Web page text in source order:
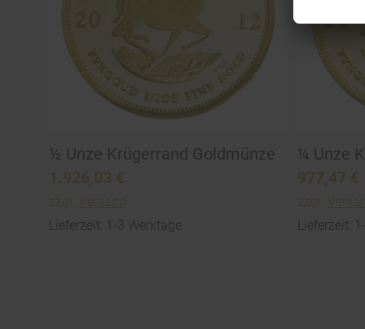
½ Unze Krügerrand Goldmünze
1.926,03 €
zzgl.
Versand
Lieferzeit: 1-3 Werktage
¼ Unze
977,47 €
zzgl.
Lieferzeit: